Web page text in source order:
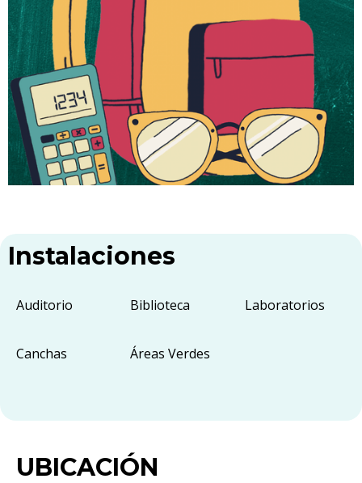
Instalaciones
Auditorio Biblioteca Laboratorios
Canchas Áreas Verdes
UBICACIÓN